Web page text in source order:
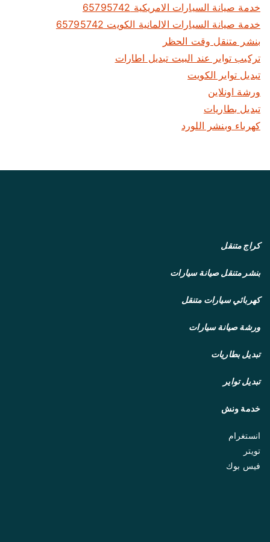
خدمة صيانة السيارات الامريكية 65795742
خدمة صيانة السيارات الالمانية الكويت 65795742
بنشر متنقل وقت الحظر
تركيب تواير عند البيت تبديل اطارات
تبديل تواير الكويت
ورشة اونلاين
تبديل بطاريات
كهرباء وبنشر اللورد
كراج متنقل
بنشر متنقلصيانة سيارات
كهربائي سيارات متنقل
ورشة صيانة سيارات
تبديل بطاريات
تبديل تواير
خدمة ونش
انستغرام
تويتر
فيس بوك